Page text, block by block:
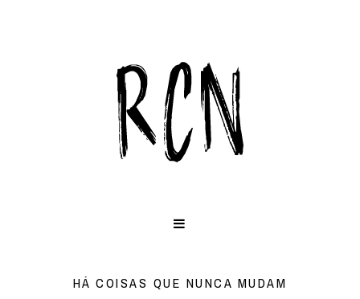
HÁ COISAS QUE NUNCA MUDAM